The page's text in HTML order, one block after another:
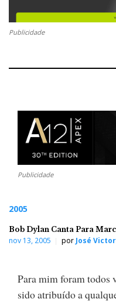
Publicidade
Publicidade
2005
Bob Dylan Canta Para
nov 13, 2005 por José
Para mim foram todos
sido atribuído a